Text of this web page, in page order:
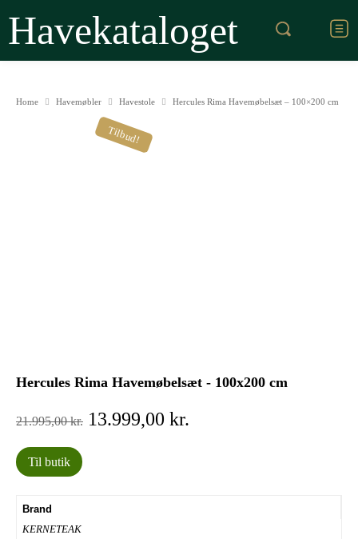
Havekataloget
Home Havemøbler Havestole Hercules Rima Havemøbelsæt – 100×200 cm
Tilbud!
Hercules Rima Havemøbelsæt - 100x200 cm
21.995,00kr. Den
oprindelige
13.999,00 kr.
Til butik
Brand
KERNETEAK